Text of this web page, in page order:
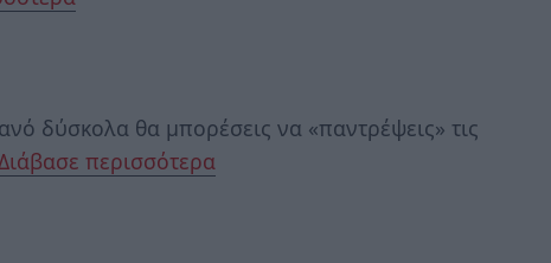
δύσκολα θα μπορέσεις να «παντρέψεις» τις
περισσότερα